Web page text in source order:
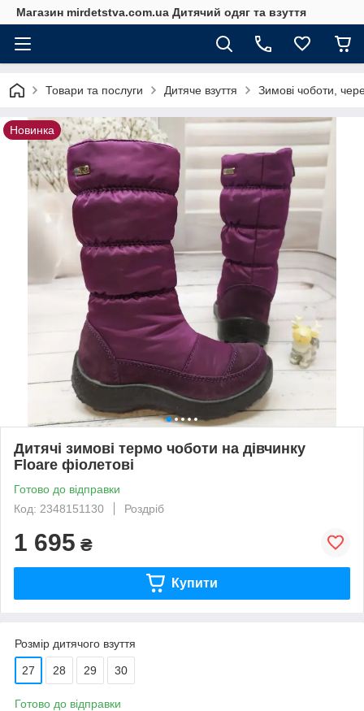
Магазин mirdetstva.com.ua Дитячий одяг та взуття
Товари та послуги Дитяче взуття Зимові чоботи,
Новинка
Дитячі зимові термо чоботи на дівчинку
Floare фіолетові
Готово до відправки
Код: 2348151130
Роздріб
1 695 ₴
Купити
Розмір дитячого взуття
27 28 29 30
Готово до відправки